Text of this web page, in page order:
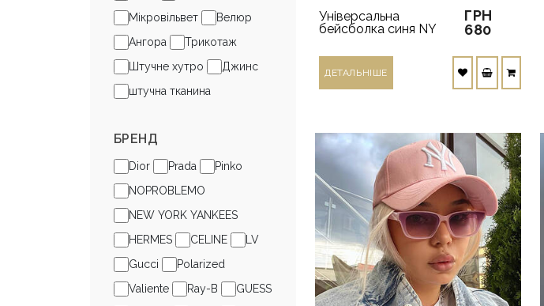
Мікровільвет
Велюр
Ангора
Трикотаж
Штучне хутро
Джинс
штучна тканина
БРЕНД
Dior Prada
Pinko
NOPROBLEMO
NEW YORK YANKEES
HERMES
CELINE
LV
Gucci
Polarized
Valiente
Ray-B
GUESS
Універсальна
бейсболка синя NY
ГРН
680
ДЕТАЛЬНIШЕ